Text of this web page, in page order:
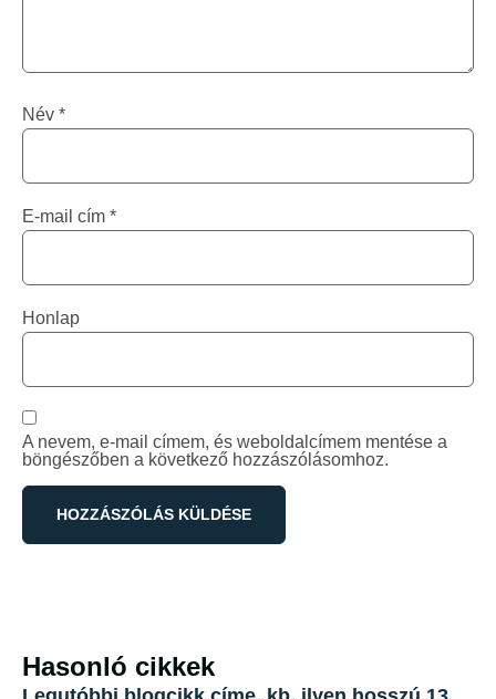
Név *
E-mail cím *
Honlap
A nevem, e-mail címem, és weboldalcímem mentése a
böngészőben a következő hozzászólásomhoz.
Hasonló cikkek